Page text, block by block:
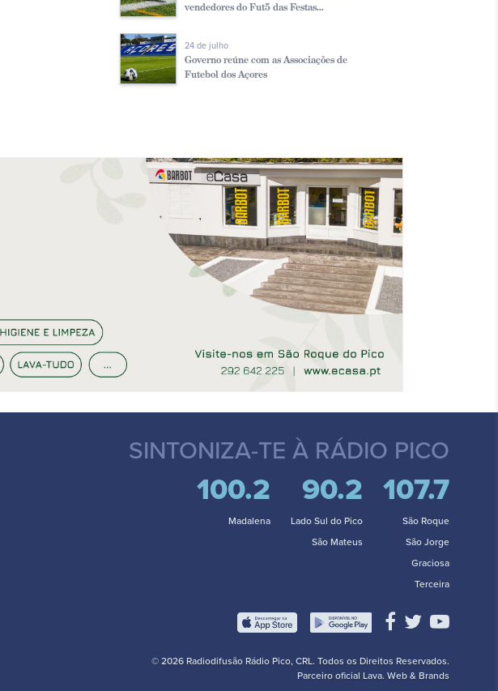
vendedores do Fut5 das Festas...
24 de julho
Governo reúne com as Associações de
Futebol dos Açores
SINTONIZA-TE À RÁDIO PICO
100.2
Madalena
90.2
Lado Sul do Pico
São Mateus
107.7
São Roque
São Jorge
Graciosa
Terceira
© 2026 Radiodifusão Rádio Pico, CRL. Todos os Direitos Reservados.
Parceiro oficial Lava. Web & Brands